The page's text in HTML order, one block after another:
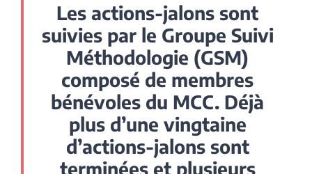
Les actions-jalons sont
suivies par le Groupe Suivi
Méthodologie (GSM)
composé de membres
bénévoles du MCC. Déjà
plus d’une vingtaine
d’actions-jalons sont
terminées et plusieurs